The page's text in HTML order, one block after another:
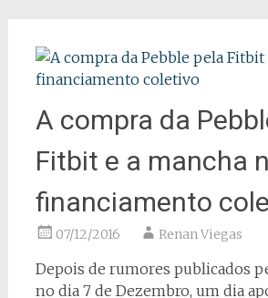
A compra da
Fitbit e a mancha
financiamento
07/12/2016 Renan Viegas
Depois de rumores publicados
no dia 7 de Dezembro, um dia